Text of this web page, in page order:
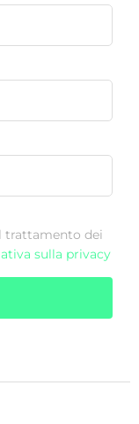
trattamento dei
sulla privacy